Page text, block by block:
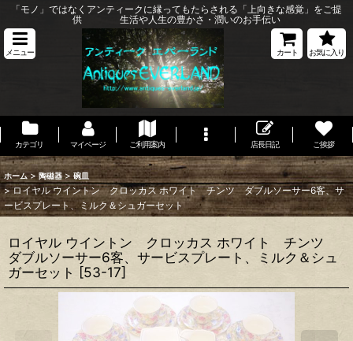
「モノ」ではなくアンティークに縁ってもたらされる「上向きな感覚」をご提
供 生活や人生の豊かさ・潤いのお手伝い
メニュー カート お気に入り
カテゴリ マイページ ご利用案内 店長日記 ご挨拶
ホーム > 陶磁器 > 碗皿
> ロイヤル ウイントン クロッカス ホワイト チンツ ダブルソーサー6客、サ
ービスプレート、ミルク＆シュガーセット
ロイヤル ウイントン クロッカス ホワイト チンツ
ダブルソーサー6客、サービスプレート、ミルク＆シュ
ガーセット [53-17]